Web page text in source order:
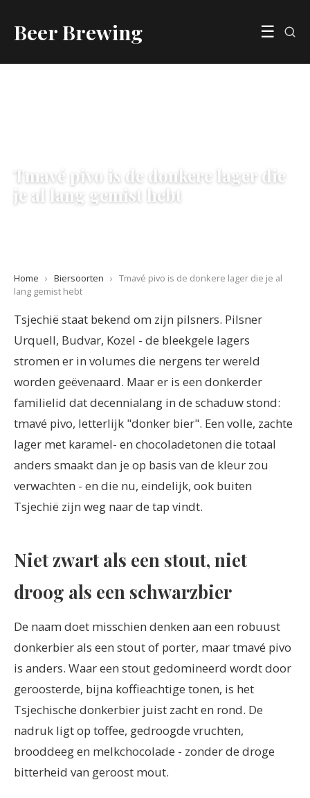
Beer Brewing ☰
Tmavé pivo is de donkere lager die
je al lang gemist hebt
Home › Biersoorten › Tmavé pivo is de donkere lager die je al
lang gemist hebt
Tsjechië staat bekend om zijn pilsners. Pilsner
Urquell, Budvar, Kozel - de bleekgele lagers
stromen er in volumes die nergens ter wereld
worden geëvenaard. Maar er is een donkerder
familielid dat decennialang in de schaduw stond:
tmavé pivo, letterlijk "donker bier". Een volle, zachte
lager met karamel- en chocoladetonen die totaal
anders smaakt dan je op basis van de kleur zou
verwachten - en die nu, eindelijk, ook buiten
Tsjechië zijn weg naar de tap vindt.
Niet zwart als een stout, niet
droog als een schwarzbier
De naam doet misschien denken aan een robuust
donkerbier als een stout of porter, maar tmavé pivo
is anders. Waar een stout gedomineerd wordt door
geroosterde, bijna koffieachtige tonen, is het
Tsjechische donkerbier juist zacht en rond. De
nadruk ligt op toffee, gedroogde vruchten,
brooddeeg en melkchocolade - zonder de droge
bitterheid van geroost mout.